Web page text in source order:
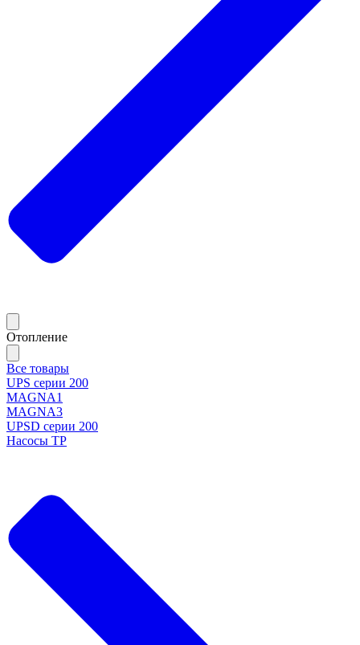
Отопление
Все товары
UPS серии 200
MAGNA1
MAGNA3
UPSD серии 200
Насосы TP